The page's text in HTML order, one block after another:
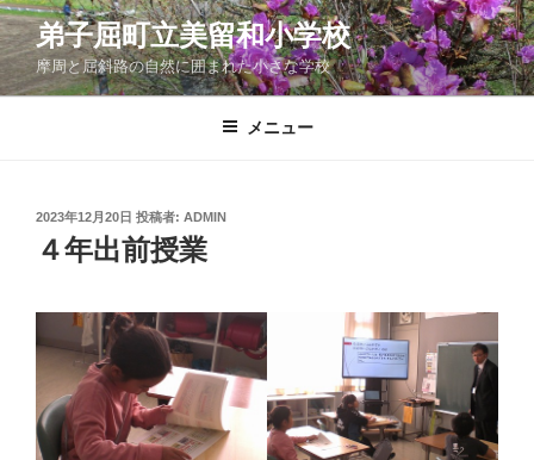
コ
ン
テ
ン
弟子屈町立美留和小学校
摩周と屈斜路の自然に囲まれた小さな学校
メニュー
投
日:
2023年12月20日 投稿者: ADMIN
４年出前授業